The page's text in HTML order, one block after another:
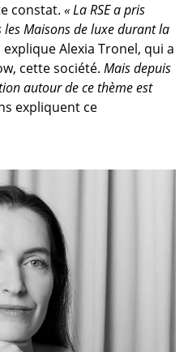
constat. « La RSE a pris
Maisons de luxe durant la
explique Alexia Tronel, qui a
cette société. Mais depuis
autour de ce thème est
expliquent ce